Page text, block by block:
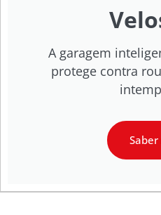
A garagem
protege contra